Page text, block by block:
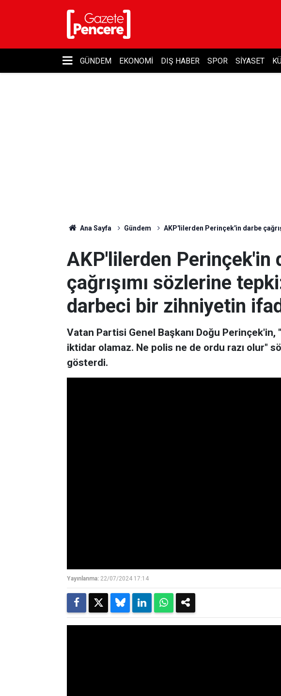
GÜNDEM EKONOMI DIŞ HABER SPOR SIYASET
Ana Sayfa Gündem AKP'lilerden Perinçek'in darbe
AKP'lilerden Perinçek'in
çağrışımı sözlerine
darbeci bir zihniyetin
Vatan Partisi Genel Başkanı Doğu Perinçek'in,
iktidar olamaz. Ne polis ne de ordu razı olur"
gösterdi.
Yayınlanma: 22/07/2024 17:14